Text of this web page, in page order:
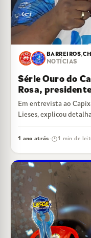
BARREIROS,
NOTÍCIAS
Série Ouro do
Rosa,
Em entrevista ao
Lieses, explicou
Série Ouro do
1 ano atrás 1 min de